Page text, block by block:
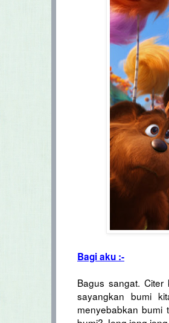
Bagi aku :-
Bagus sangat.
sayangkan bumi
menyebabkan bumi